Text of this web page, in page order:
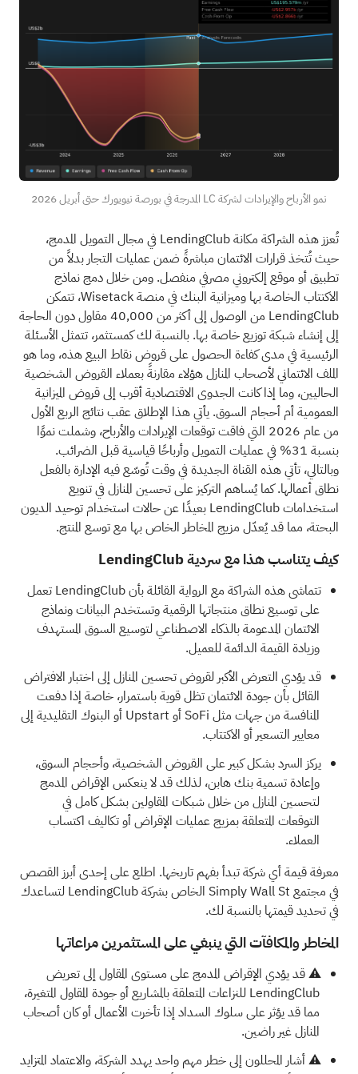
نمو الأرباح والإيرادات لشركة LC المدرجة في بورصة نيويورك حتى أبريل 2026
تُعزز هذه الشراكة مكانة LendingClub في مجال التمويل المدمج،
حيث تُتخذ قرارات الائتمان مباشرةً ضمن عمليات التجار بدلاً من
تطبيق أو موقع إلكتروني مصرفي منفصل. ومن خلال دمج نماذج
الاكتتاب الخاصة بها وميزانية البنك في منصة Wisetack، تتمكن
LendingClub من الوصول إلى أكثر من 40,000 مقاول دون الحاجة
إلى إنشاء شبكة توزيع خاصة بها. بالنسبة لك كمستثمر، تتمثل الأسئلة
الرئيسية في مدى كفاءة الحصول على قروض نقاط البيع هذه، وما هو
الملف الائتماني لأصحاب المنازل هؤلاء مقارنةً بعملاء القروض الشخصية
الحاليين، وما إذا كانت الجدوى الاقتصادية أقرب إلى قروض الميزانية
العمومية أم أحجام السوق. يأتي هذا الإطلاق عقب نتائج الربع الأول
من عام 2026 التي فاقت توقعات الإيرادات والأرباح، وشملت نموًا
بنسبة 31% في عمليات التمويل وأرباحًا قياسية قبل الضرائب.
وبالتالي، تأتي هذه القناة الجديدة في وقت تُوسّع فيه الإدارة بالفعل
نطاق أعمالها. كما يُساهم التركيز على تحسين المنازل في تنويع
استخدامات LendingClub بعيدًا عن حالات استخدام توحيد الديون
البحتة، مما قد يُعدّل مزيج المخاطر الخاص بها مع توسع المنتج.
كيف يتناسب هذا مع سردية LendingClub
تتماشى هذه الشراكة مع الرواية القائلة بأن LendingClub تعمل
على توسيع نطاق منتجاتها الرقمية وتستخدم البيانات ونماذج
الائتمان المدعومة بالذكاء الاصطناعي لتوسيع السوق المستهدف
وزيادة القيمة الدائمة للعميل.
قد يؤدي التعرض الأكبر لقروض تحسين المنازل إلى اختبار الافتراض
القائل بأن جودة الائتمان تظل قوية باستمرار، خاصة إذا دفعت
المنافسة من جهات مثل SoFi أو Upstart أو البنوك التقليدية إلى
معايير التسعير أو الاكتتاب.
يركز السرد بشكل كبير على القروض الشخصية، وأحجام السوق،
وإعادة تسمية بنك هابن، لذلك قد لا ينعكس الإقراض المدمج
لتحسين المنازل من خلال شبكات المقاولين بشكل كامل في
التوقعات المتعلقة بمزيج عمليات الإقراض أو تكاليف اكتساب
العملاء.
معرفة قيمة أي شركة تبدأ بفهم تاريخها. اطلع على إحدى أبرز القصص
في مجتمع Simply Wall St الخاص بشركة LendingClub
لتساعدك
في تحديد قيمتها بالنسبة لك.
المخاطر والمكافآت التي ينبغي على المستثمرين مراعاتها
⚠️ قد يؤدي الإقراض المدمج على مستوى المقاول إلى تعريض
LendingClub للنزاعات المتعلقة بالمشاريع أو جودة المقاول المتغيرة،
مما قد يؤثر على سلوك السداد إذا تأخرت الأعمال أو كان أصحاب
المنازل غير راضين.
⚠️ أشار المحللون إلى خطر مهم واحد يهدد الشركة، والاعتماد المتزايد